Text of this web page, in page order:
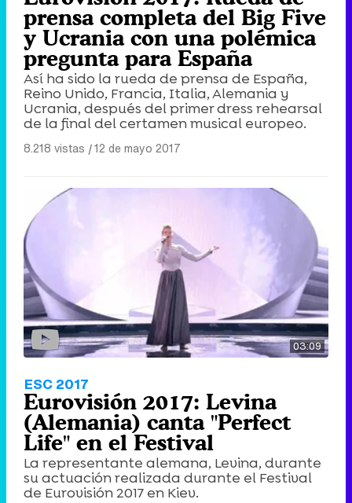
prensa completa del Big Five
y Ucrania con una polémica
pregunta para España
Así ha sido la rueda de prensa de España,
Reino Unido, Francia, Italia, Alemania y
Ucrania, después del primer dress rehearsal
de la final del certamen musical europeo.
8.218 vistas |12 de mayo 2017
03:09
ESC 2017
Eurovisión 2017: Levina
(Alemania) canta "Perfect
Life" en el Festival
La representante alemana, Levina, durante
su actuación realizada durante el Festival
de Eurovisión 2017 en Kiev.